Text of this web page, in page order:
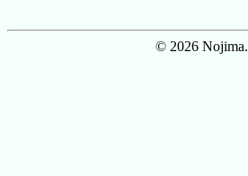
© 2026 Nojima.